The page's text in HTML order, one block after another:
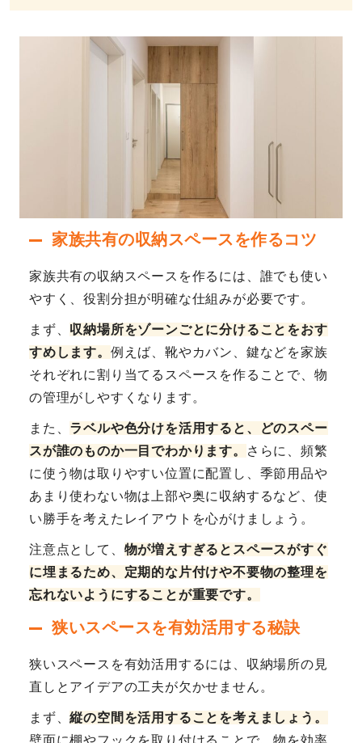
家族共有の収納スペースを作るコツ
家族共有の収納スペースを作るには、誰でも使い
やすく、役割分担が明確な仕組みが必要です。
まず、 収納場所をゾーンごとに分けることをおす
すめします。 例えば、靴やカバン、鍵などを家族
それぞれに割り当てるスペースを作ることで、物
の管理がしやすくなります。
また、 ラベルや色分けを活用すると、どのスペー
スが誰のものか一目でわかります。
さらに、頻繁
に使う物は取りやすい位置に配置し、季節用品や
あまり使わない物は上部や奥に収納するなど、使
い勝手を考えたレイアウトを心がけましょう。
注意点として、 物が増えすぎるとスペースがすぐ
に埋まるため、定期的な片付けや不要物の整理を
忘れないようにすることが重要です。
狭いスペースを有効活用する秘訣
狭いスペースを有効活用するには、収納場所の見
直しとアイデアの工夫が欠かせません。
まず、縦の空間を活用することを考えましょう。
壁面に棚やフックを取り付けることで、物を効率